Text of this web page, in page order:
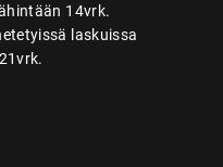
14vrk.
laskuissa